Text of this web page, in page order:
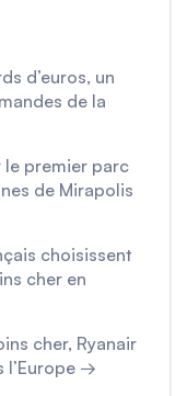
d’euros, un
de la
le premier parc
de Mirapolis
choisissent
cher en
cher, Ryanair
l’Europe →